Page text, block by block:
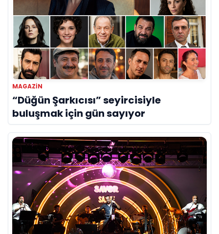
MAGAZİN
“Düğün Şarkıcısı” seyircisiyle
buluşmak için gün sayıyor